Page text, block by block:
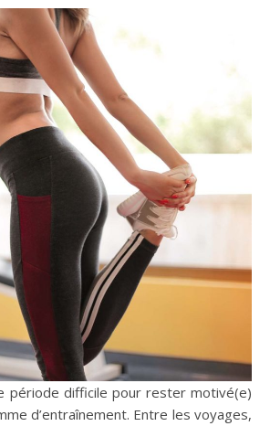
période difficile pour rester motivé(e)
d’entraînement. Entre les voyages,